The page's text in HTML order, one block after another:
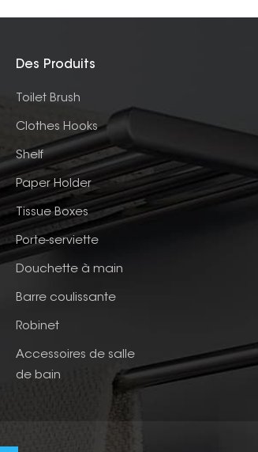
Des Produits
Toilet Brush
Clothes Hooks
Shelf
Paper Holder
Tissue Boxes
Porte-serviette
Douchette à main
Barre coulissante
Robinet
Accessoires de salle
de bain